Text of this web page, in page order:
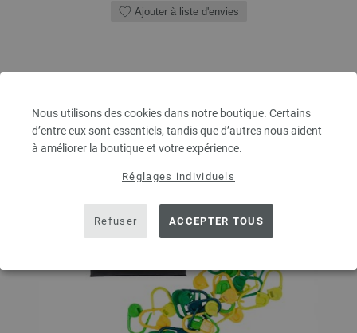
Nous utilisons des cookies dans notre boutique. Certains
d’entre eux sont essentiels, tandis que d’autres nous aident
à améliorer la boutique et votre expérience.
Réglages individuels
Refuser ACCEPTER TOUS
Ajouter à liste d'envies